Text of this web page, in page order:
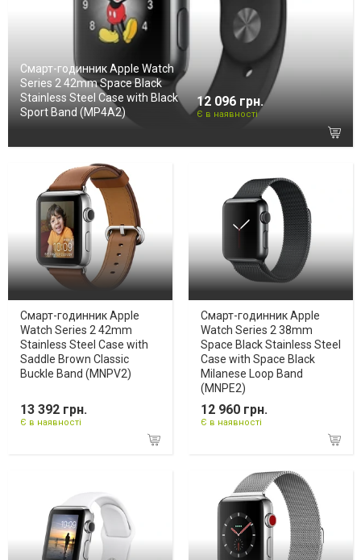
Смарт-годинник Apple Watch
Series 2 42mm Space Black
Stainless Steel Case with Black
Sport Band (MP4A2)
12 096 грн.
Є в наявності
Смарт-годинник Apple
Watch Series 2 42mm
Stainless Steel Case with
Saddle Brown Classic
Buckle Band (MNPV2)
13 392 грн.
Є в наявності
Смарт-годинник Apple
Watch Series 2 38mm
Space Black Stainless Steel
Case with Space Black
Milanese Loop Band
(MNPE2)
12 960 грн.
Є в наявності